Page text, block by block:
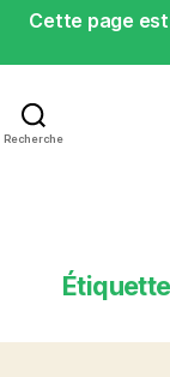
Cette page
Recherche